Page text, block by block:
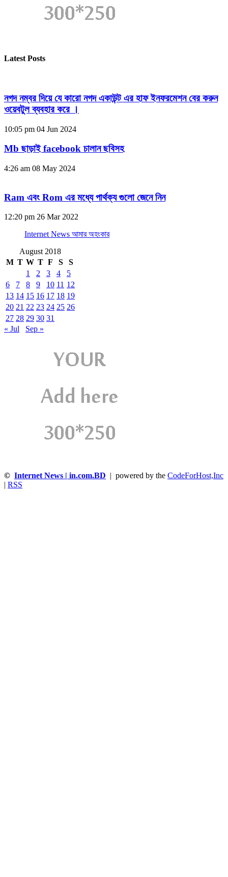
Latest Posts
নগদ নম্বর দিয়ে যে কারো নগদ একাউন্ট এর হাফ ইনফরমেশন বের করুন
ওয়েবটুল ব্যবহার করে ।
10:05 pm 04 Jun 2024
Mb ছাড়াই facebook চালান ছবিসহ
4:26 am 08 May 2024
Ram এবং Rom এর মধ্যে পার্থক্য গুলো জেনে নিন
12:20 pm 26 Mar 2022
Internet News আমার অহংকার
August 2018
M T W T F S
S
1
2 3 4
5
6
7 8 9 10 11 12
13 14 15 16 17 18 19
20 21 22 23 24 25 26
27 28 29 30 31
« Jul
Sep »
© Internet News | in.com.BD | powered by the CodeForHost,Inc
RSS